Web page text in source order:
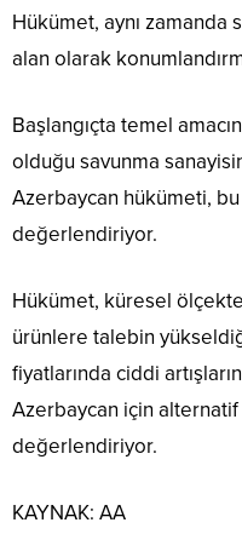
Hükümet, aynı
alan olarak
Başlangıçta temel
olduğu savunma
Azerbaycan hükümeti,
değerlendiriyor.
Hükümet, küresel ölçekte
ürünlere talebin
fiyatlarında ciddi
Azerbaycan için
değerlendiriyor.
KAYNAK: AA